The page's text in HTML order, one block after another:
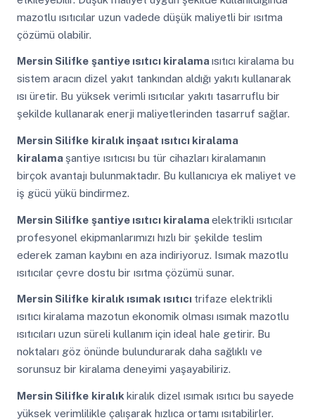
mazotlu ısıtıcılar uzun vadede düşük maliyetli bir ısıtma
çözümü olabilir.
Mersin Silifke şantiye ısıtıcı kiralamaısıtıcı kiralama bu
sistem aracın dizel yakıt tankından aldığı yakıtı kullanarak
ısı üretir. Bu yüksek verimli ısıtıcılar yakıtı tasarruflu bir
şekilde kullanarak enerji maliyetlerinden tasarruf sağlar.
Mersin Silifke kiralık inşaat ısıtıcı kiralama
kiralama şantiye ısıtıcısı bu tür cihazları kiralamanın
birçok avantajı bulunmaktadır. Bu kullanıcıya ek maliyet ve
iş gücü yükü bindirmez.
Mersin Silifke şantiye ısıtıcı kiralamaelektrikli ısıtıcılar
profesyonel ekipmanlarımızı hızlı bir şekilde teslim
ederek zaman kaybını en aza indiriyoruz. Isımak mazotlu
ısıtıcılar çevre dostu bir ısıtma çözümü sunar.
Mersin Silifke kiralık ısımak ısıtıcı trifaze elektrikli
ısıtıcı kiralama mazotun ekonomik olması ısımak mazotlu
ısıtıcıları uzun süreli kullanım için ideal hale getirir. Bu
noktaları göz önünde bulundurarak daha sağlıklı ve
sorunsuz bir kiralama deneyimi yaşayabiliriz.
Mersin Silifke kiralık kiralık dizel ısımak ısıtıcı bu sayede
yüksek verimlilikle çalışarak hızlıca ortamı ısıtabilirler.